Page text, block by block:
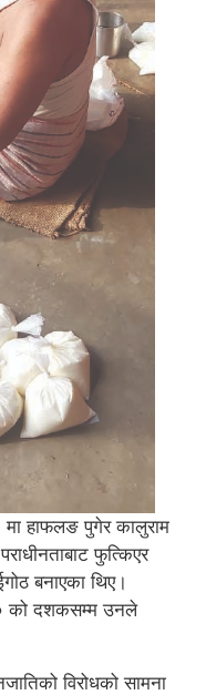
हाफलङ पुगेर कालुराम
फुत्किएर
बनाएका थिए।
को दशकसम्म उनले
विरोधको सामना